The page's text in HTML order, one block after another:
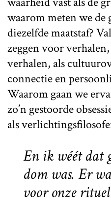
waarom meten we de
diezelfde maatstaf?
zeggen voor
verhalen, als
connectie en
Waarom gaan we
zo’n gestoorde
als
En ik wéét dat
dom was. Er
voor onze